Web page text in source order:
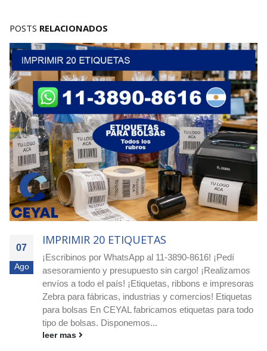
POSTS RELACIONADOS
07
Ago
IMPRIMIR 1250 ETIQUETAS
Ordená hoy - Argentina! Etiquetas redondas para -
Dietéticas / Fruterías / Proveedurías ¡Comprá etiquetas
circulares blancas o impresas en Ceyal y destacá tus
productos! Si buscás etiquetas circulares blancas o
impresas, ¡en Ceyal tenemos la solución ideal para tu
negocio!...
leer mas